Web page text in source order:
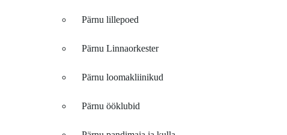
Pärnu lillepoed
Pärnu Linnaorkester
Pärnu loomakliinikud
Pärnu ööklubid